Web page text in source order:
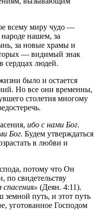
всему миру чудо —
нашем, за
за новые храмы и
— видимый знак
сердцах людей.
было и остается
Но все они временны,
столетия многому
ибо с нами Бог.
Бог. Будем утверждаться
в любви и
потому что Он
по свидетельству
(Деян. 4:11).
земной путь, и этот путь
уготованное Господом